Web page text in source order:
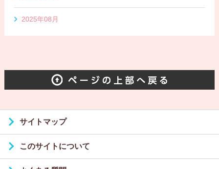
2025年08月
サイトマップ
このサイトについて